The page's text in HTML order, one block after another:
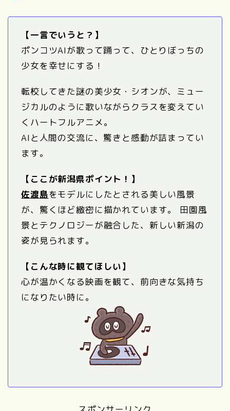
【一言でいうと？】
ポンコツAIが歌って踊って、ひとりぼっちの
少女を幸せにする！
転校してきた謎の美少女・シオンが、ミュー
ジカルのように歌いながらクラスを変えてい
くハートフルアニメ。
AIと人間の交流に、驚きと感動が詰まってい
ます。
【ここが新潟県ポイント！】
佐渡島をモデルにしたとされる美しい風景
が、驚くほど緻密に描かれています。 田園風
景とテクノロジーが融合した、新しい新潟の
姿が見られます。
【こんな時に観てほしい】
心が温かくなる映画を観て、前向きな気持ち
になりたい時に。